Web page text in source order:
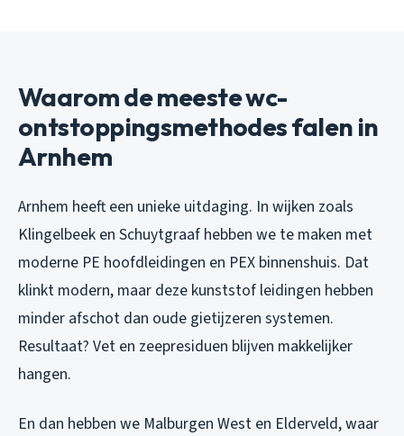
Waarom de meeste wc-
ontstoppingsmethodes falen in
Arnhem
Arnhem heeft een unieke uitdaging. In wijken zoals
Klingelbeek en Schuytgraaf hebben we te maken met
moderne PE hoofdleidingen en PEX binnenshuis. Dat
klinkt modern, maar deze kunststof leidingen hebben
minder afschot dan oude gietijzeren systemen.
Resultaat? Vet en zeepresiduen blijven makkelijker
hangen.
En dan hebben we Malburgen West en Elderveld, waar